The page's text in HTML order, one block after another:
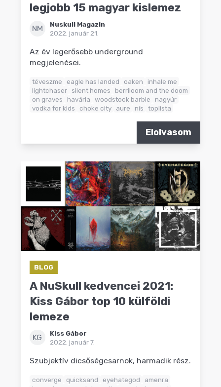
legjobb 15 magyar kislemez
NM
Nuskull Magazin
2022. január 21.
Az év legerősebb underground
megjelenései.
téveszme eagle has landed oaken
inhale me
lightchaser silent homes
berriloom and the doom
on graves
havária woodstock barbie
nagyúr
vodka for kids
choke city aure nís toplista
Elolvasom
BLOG
A NuSkull kedvencei 2021:
Kiss Gábor top 10 külföldi
lemeze
KG
Kiss Gábor
2022. január 7.
Szubjektív dicsőségcsarnok, harmadik rész.
converge quicksand eyehategod
amenra